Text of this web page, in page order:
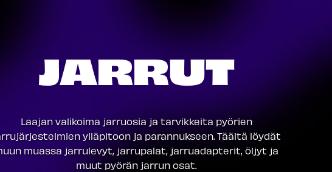
JARRUT
Laajan valikoima jarruosia ja tarvikkeita pyörien
ylläpitoon ja parannukseen. Täältä löydät
muassa jarrulevyt, jarrupalat, jarruadapterit, öljyt ja
muut pyörän jarrun osat.